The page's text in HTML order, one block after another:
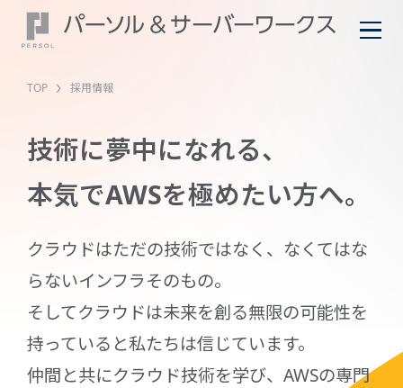
TOP 採用情報
技術に夢中になれる、
本気でAWSを極めたい方へ。
クラウドはただの技術ではなく、なくてはな
らないインフラそのもの。
そしてクラウドは未来を創る無限の可能性を
持っていると私たちは信じています。
仲間と共にクラウド技術を学び、AWSの専門